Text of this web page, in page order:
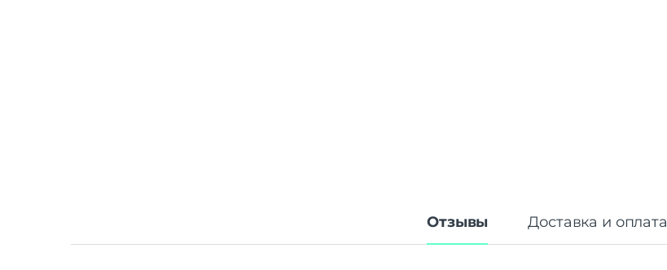
Отзывы Доставка и оплата